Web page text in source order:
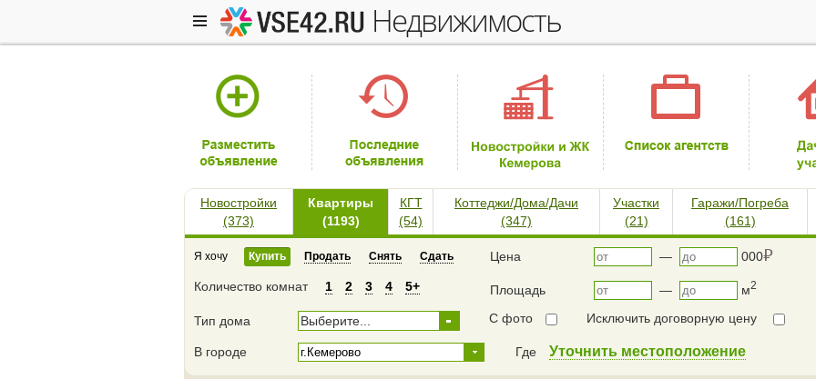
недвижимость
Новостройки
(373)
Квартиры
(1193)
КГТ
(54)
Коттеджи/Дома/Дачи
(347)
Участки
(21)
Гаражи/Погреба
(161)
Я хочу Купить Продать Снять Сдать Цена — 000⃏
Количество комнат 1 2 3 4 5+ Площадь — м2
Тип дома Выберите... С фото Исключить договорную цену
В городе Где Уточнить местоположение